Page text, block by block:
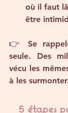
où il faut
être
👉 Se
seule. Des
vécu les
à les
5 étapes